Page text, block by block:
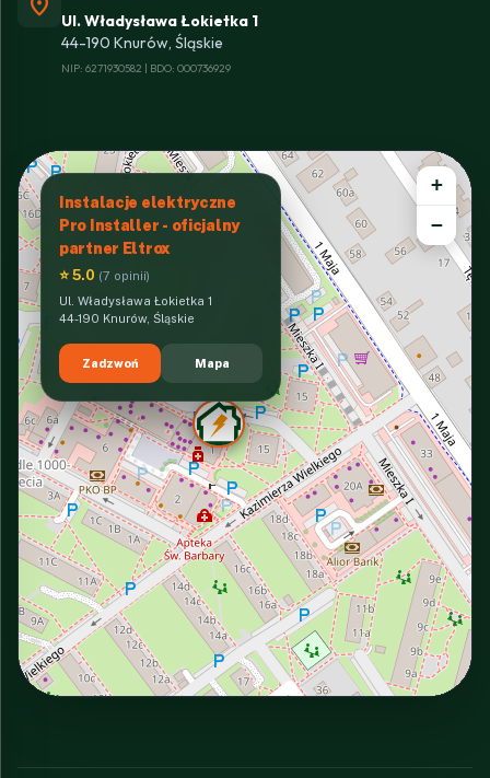
Ul. Władysława Łokietka 1
44-190 Knurów, Śląskie
NIP: 6271930582 | BDO: 000736929
Instalacje elektryczne
Pro Installer - oficjalny
partner Eltrox
⭐ 5.0 (7 opinii)
Ul. Władysława Łokietka 1
44-190 Knurów, Śląskie
Zadzwoń Mapa
+
−
INTERACTIVE VIEW